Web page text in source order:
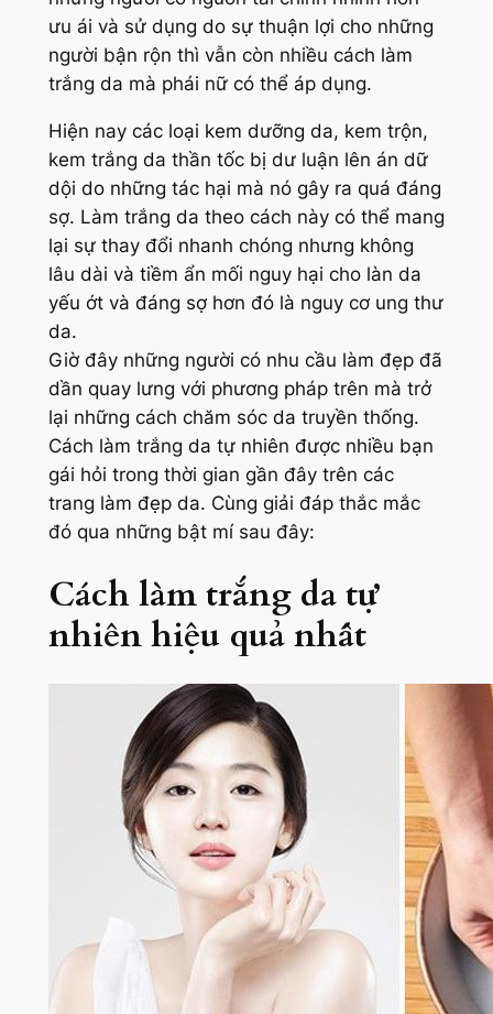
ưu ái và sử dụng do sự thuận lợi cho những
người bận rộn thì vẫn còn nhiều cách làm
trắng da mà phái nữ có thể áp dụng.
Hiện nay các loại kem dưỡng da, kem trộn,
kem trắng da thần tốc bị dư luận lên án dữ
dội do những tác hại mà nó gây ra quá đáng
sợ. Làm trắng da theo cách này có thể mang
lại sự thay đổi nhanh chóng nhưng không
lâu dài và tiềm ẩn mối nguy hại cho làn da
yếu ớt và đáng sợ hơn đó là nguy cơ ung thư
da.
Giờ đây những người có nhu cầu làm đẹp đã
dần quay lưng với phương pháp trên mà trở
lại những cách chăm sóc da truyền thống.
Cách làm trắng da tự nhiên được nhiều bạn
gái hỏi trong thời gian gần đây trên các
trang làm đẹp da. Cùng giải đáp thắc mắc
đó qua những bật mí sau đây:
Cách làm trắng da tự
nhiên hiệu quả nhất